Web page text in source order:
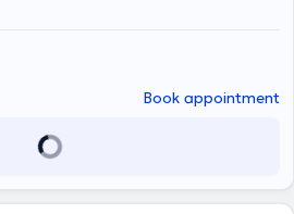
Book appointment